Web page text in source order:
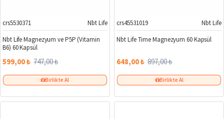
%20
crs5530371
Nbt Life
Nbt Life Magnezyum ve P5P (Vitamin
B6) 60 Kapsül
599,00 ₺ 747,00 ₺
Birlikte Al
%28
crs45531019
Nbt Life
Nbt Life Time Magnezyum 60 Kapsül
648,00 ₺ 897,00 ₺
Birlikte Al